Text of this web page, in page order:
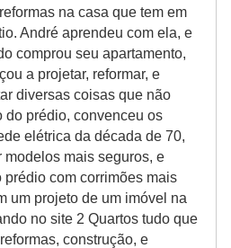
na casa que tem em
André aprendeu com ela, e
comprou seu apartamento,
a projetar, reformar, e
diversas coisas que não
do prédio, convenceu os
elétrica da década de 70,
modelos mais seguros, e
com corrimões mais
um projeto de um imóvel na
no site 2 Quartos tudo que
construção, e